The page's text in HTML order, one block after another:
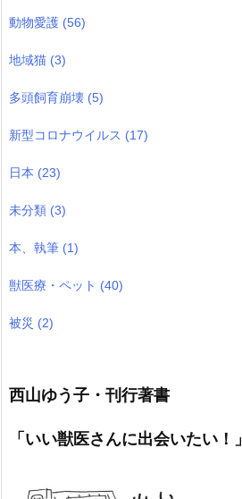
動物愛護 (56)
地域猫 (3)
多頭飼育崩壊 (5)
新型コロナウイルス (17)
日本 (23)
未分類 (3)
本、執筆 (1)
獣医療・ペット (40)
被災 (2)
西山ゆう子・刊行著書
「いい獣医さんに出会いたい！」